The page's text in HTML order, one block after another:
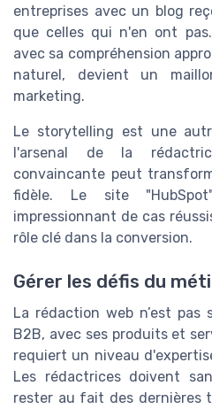
entreprises avec un blog
que celles qui n'en ont
avec sa compréhension
naturel, devient un
marketing.
Le storytelling est une
l'arsenal de la
convaincante peut
fidèle. Le site
impressionnant de cas
rôle clé dans la conversion.
Gérer les défis du
La rédaction web n’est pas
B2B, avec ses produits et
requiert un niveau
Les rédactrices doivent
rester au fait des dernières